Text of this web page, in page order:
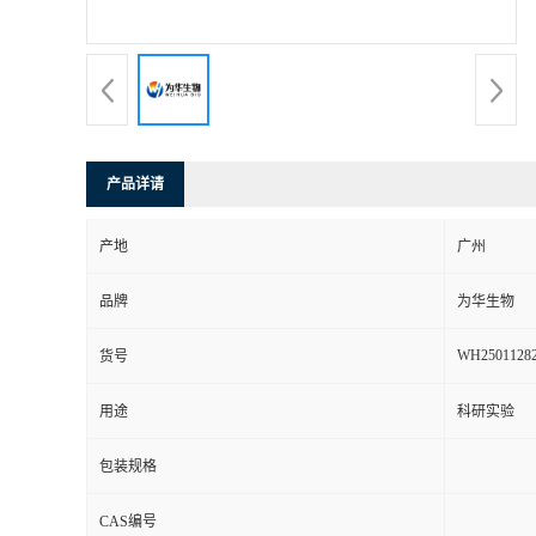
产品详请
产地 广州
品牌 为华生物
货号
用途 科研实验
包装规格
CAS编号